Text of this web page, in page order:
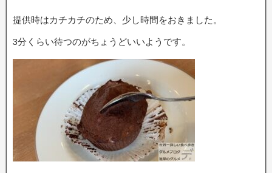
提供時はカチカチのため、少し時間をおきました。
3分くらい待つのがちょうどいいようです。